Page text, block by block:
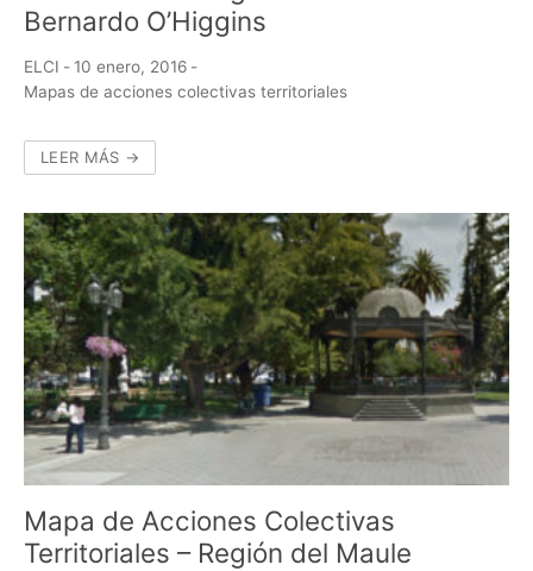
Bernardo O’Higgins
ELCI - 10 enero, 2016 -
Mapas de acciones colectivas territoriales
LEER MÁS →
Mapa de Acciones Colectivas
Territoriales – Región del Maule